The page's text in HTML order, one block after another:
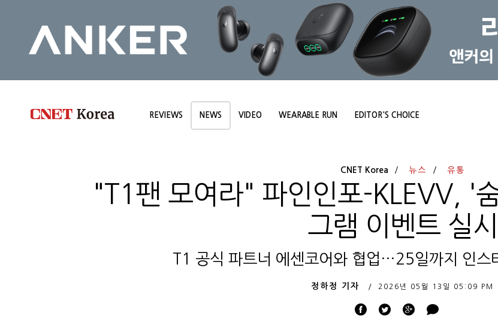
REVIEWS NEWS VIDEO WEARABLE RUN EDITOR'S CHOICE
CNET Korea 뉴스 유통
"T1팬 모여라" 파인인포-KLEVV, '
그램 이벤트 실시
T1 공식 파트너 에센코어와 협업…25일까지 인스
정하정 기자 2026년 05월 13일 05:09 PM